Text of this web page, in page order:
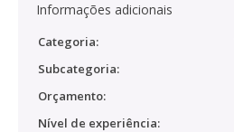
Informações adicionais
Categoria:
Subcategoria:
Orçamento:
Nível de experiência: